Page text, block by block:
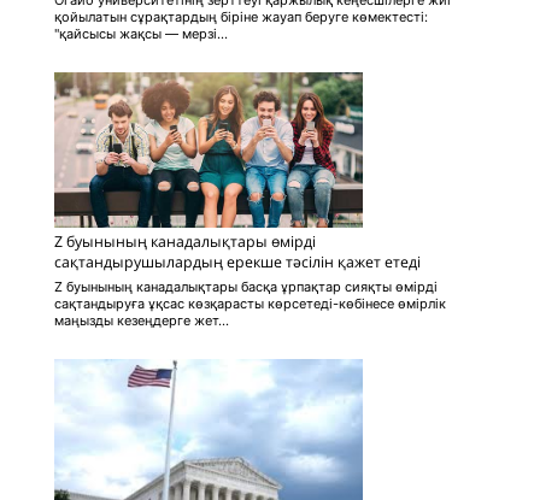
қойылатын сұрақтардың біріне жауап беруге көмектесті:
"қайсысы жақсы — мерзі...
Z буынының канадалықтары өмірді
сақтандырушылардың ерекше тәсілін қажет етеді
Z буынының канадалықтары басқа ұрпақтар сияқты өмірді
сақтандыруға ұқсас көзқарасты көрсетеді-көбінесе өмірлік
маңызды кезеңдерге жет...